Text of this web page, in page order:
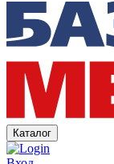
Каталог